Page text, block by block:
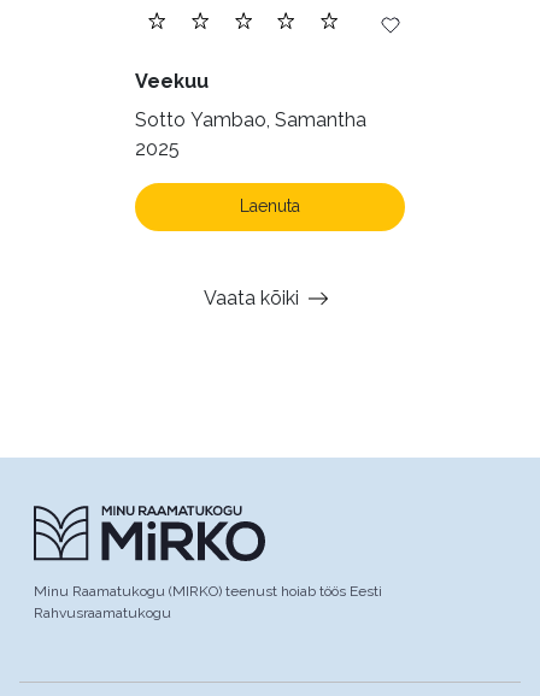
Veekuu
Sotto Yambao, Samantha
2025
Laenuta
Vaata kõiki
Minu Raamatukogu (MIRKO) teenust hoiab töös Eesti
Rahvusraamatukogu